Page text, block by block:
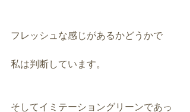
フレッシュな感じがあるかどうかで
私は判断しています。
そしてイミテーショングリーンであっ